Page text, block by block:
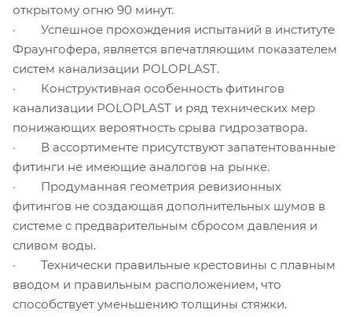
открытому огню 90 минут.
· Успешное прохождения испытаний в институте
Фраунгофера, является впечатляющим показателем
систем канализации POLOPLAST.
· Конструктивная особенность фитингов
канализации POLOPLAST и ряд технических мер
понижающих вероятность срыва гидрозатвора.
· В ассортименте присутствуют запатентованные
фитинги не имеющие аналогов на рынке.
· Продуманная геометрия ревизионных
фитингов не создающая дополнительных шумов в
системе с предварительным сбросом давления и
сливом воды.
· Технически правильные крестовины с плавным
вводом и правильным расположением, что
способствует уменьшению толщины стяжки.